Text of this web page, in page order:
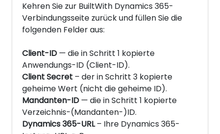
Kehren Sie zur BuiltWith Dynamics 365-
Verbindungsseite zurück und füllen Sie die
folgenden Felder aus:
Client-ID — die in Schritt 1 kopierte
Anwendungs-ID (Client-ID).
Client Secret – der in Schritt 3 kopierte
geheime Wert (nicht die geheime ID).
Mandanten-ID — die in Schritt 1 kopierte
Verzeichnis-(Mandanten-)ID.
Dynamics 365-URL– Ihre Dynamics 365-